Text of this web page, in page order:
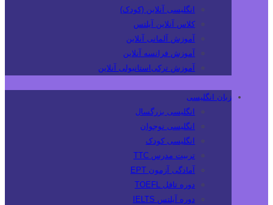
انگلیسی آنلاین (کودک)
کلاس آنلاین آیلتس
آموزش آلمانی آنلاین
آموزش فرانسه آنلاین
آموزش ترکی‌استانبولی آنلاین
زبان انگلیسی
انگلیسی بزرگسال
انگلیسی نوجوان
انگلیسی کودک
تربیت مدرس TTC
آمادگی آزمون EPT
دوره تافل TOEFL
دوره آیلتس IELTS